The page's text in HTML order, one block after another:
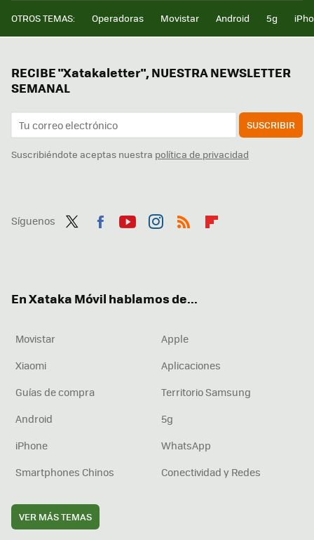
OTROS TEMAS: Operadoras Movistar Android 5g
RECIBE "Xatakaletter", NUESTRA NEWSLETTER
SEMANAL
SUSCRIBIR
Suscribiéndote aceptas nuestra política de privacidad
Síguenos
En Xataka Móvil hablamos de...
Movistar
Apple
Xiaomi
Aplicaciones
Guías de compra
Territorio Samsung
Android
5g
iPhone
WhatsApp
Smartphones Chinos
Conectividad y Redes
VER MÁS TEMAS